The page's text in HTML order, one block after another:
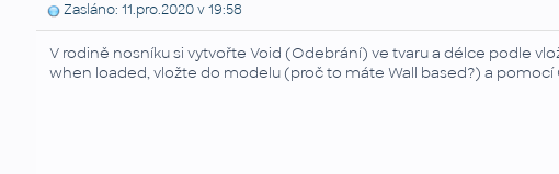
Zasláno: 11.pro.2020 v 19:58
V rodině nosníku si vytvořte Void (Odebrání) ve tvaru a délce podle
when loaded, vložte do modelu (proč to máte Wall based?) a